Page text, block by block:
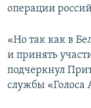
операции
«Но так как в
и принять
подчеркнул
службы «Голоса